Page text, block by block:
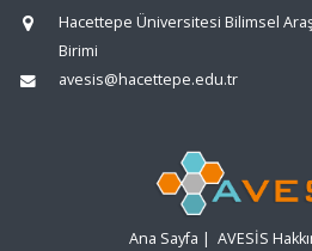
Hacettepe Üniversitesi Bilimsel
Birimi
avesis@hacettepe.edu.tr
Ana Sayfa | AVESİS